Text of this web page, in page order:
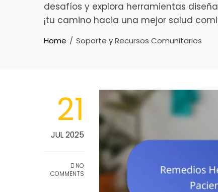
desafíos y explora herramientas
¡tu camino hacia una mejor salud
Home Soporte y Recursos Comunitarios
21
JUL 2025
NO
COMMENTS